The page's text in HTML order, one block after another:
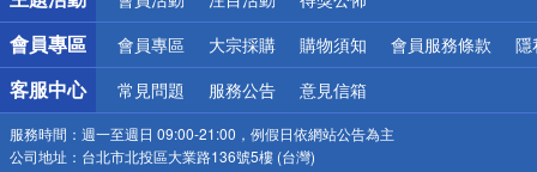
會員專區 會員專區 大宗採購 購物須知 會員服務條款 隱
客服中心 常見問題 服務公告 意見信箱
服務時間： 週一至週日 09:00-21:00，例假日依網站公告為主
公司地址： 台北市北投區大業路136號5樓 (台灣)